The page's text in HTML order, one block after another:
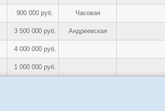
900 000 руб. Часовая
3 500 000 руб. Андреевская
4 000 000 руб.
1 000 000 руб.